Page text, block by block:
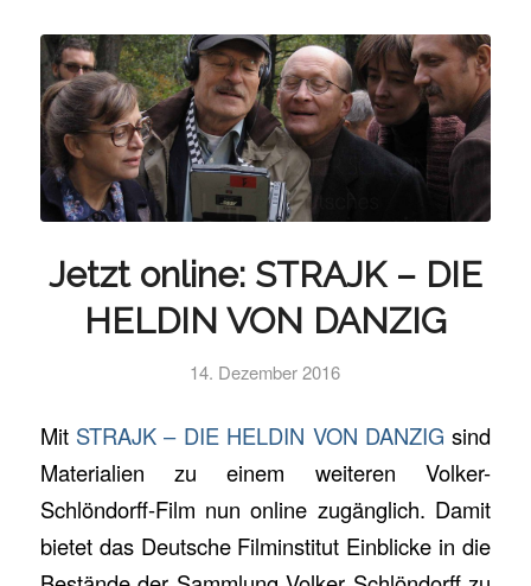
Jetzt online: STRAJK – DIE
HELDIN VON DANZIG
14. Dezember 2016
Mit STRAJK – DIE HELDIN VON DANZIG sind
Materialien zu einem weiteren Volker-
Schlöndorff-Film nun online zugänglich. Damit
bietet das Deutsche Filminstitut Einblicke in die